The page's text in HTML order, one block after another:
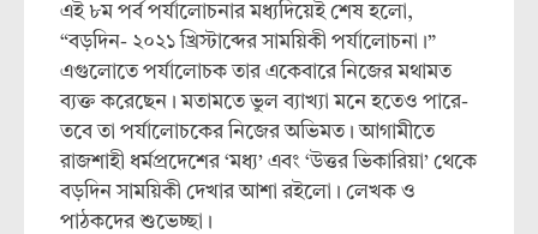
এই ৮ম পর্ব পর্যালোচনার মধ্যদিয়েই শেষ হলো,
“বড়দিন- ২০২১ খ্রিস্টাব্দের সাময়িকী পর্যালোচনা।”
এগুলোতে পর্যালোচক তার একেবারে নিজের মথামত
ব্যক্ত করেছেন। মতামতে ভুল ব্যাখ্যা মনে হতেও পারে-
তবে তা পর্যালোচকের নিজের অভিমত। আগামীতে
রাজশাহী ধর্মপ্রদেশের ‘মধ্য’ এবং ‘উত্তর ভিকারিয়া’ থেকে
বড়দিন সাময়িকী দেখার আশা রইলো। লেখক ও
পাঠকদের শুভেচ্ছা।